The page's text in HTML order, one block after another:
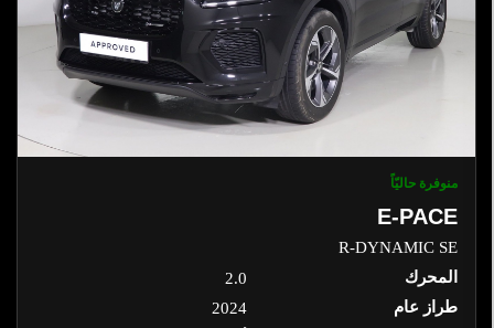
منوفرة حاليّاً
E-PACE
R-DYNAMIC SE
المحرك
2.0
طراز عام
2024